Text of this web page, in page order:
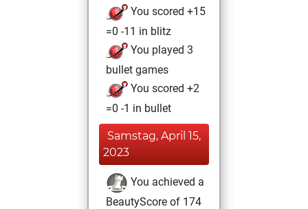
You scored +15
=0 -11 in blitz
You played 3
bullet games
You scored +2
=0 -1 in bullet
Samstag, April 15,
2023
You achieved a
BeautyScore of 174